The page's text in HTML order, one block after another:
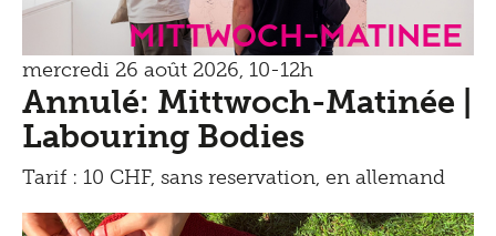
mittwoch-matinee
mercredi 26 août 2026, 10-12h
Annulé: Mittwoch-Matinée |
Labouring Bodies
Tarif : 10 CHF, sans reservation, en allemand